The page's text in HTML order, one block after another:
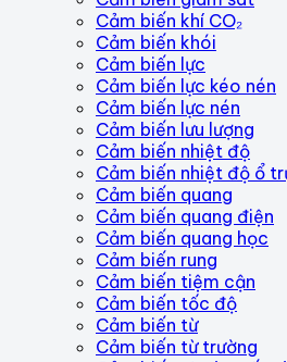
Cảm biến khí CO₂
Cảm biến khói
Cảm biến lực
Cảm biến lực kéo nén
Cảm biến lực nén
Cảm biến lưu lượng
Cảm biến nhiệt độ
Cảm biến nhiệt độ ổ
Cảm biến quang
Cảm biến quang điện
Cảm biến quang học
Cảm biến rung
Cảm biến tiệm cận
Cảm biến tốc độ
Cảm biến từ
Cảm biến từ trường